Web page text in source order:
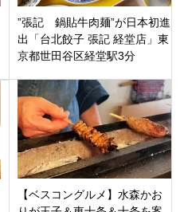
”張記 鍋貼牛肉麺”が日本初進
出「台北餃子 張記 経堂店」東
京都世田谷区経堂駅3分
【ベスコングルメ】水森かお